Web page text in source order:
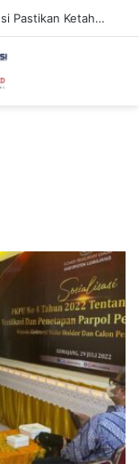
Pertamina Patra Niaga Regional Sulawesi Pastikan Ketahanan Stok BBM dan LPG 3 Kg di Bone